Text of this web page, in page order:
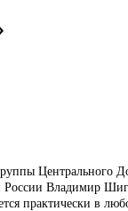
России Владимир
практически в